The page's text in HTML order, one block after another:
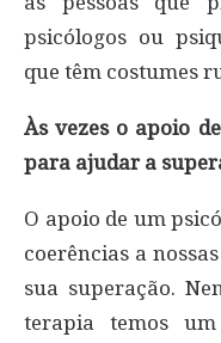
psicólogos ou
que têm costumes
Às vezes o apoio
para ajudar a
O apoio de um
coerências a
sua superação.
terapia temos